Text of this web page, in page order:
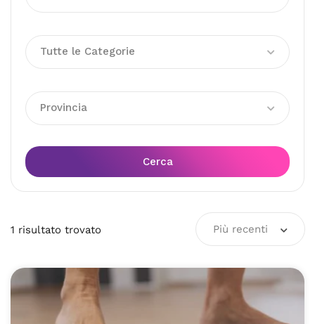
Tutte le Categorie
Provincia
Cerca
1 risultato trovato Più recenti